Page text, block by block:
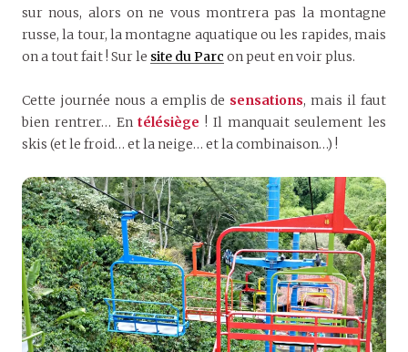
sur nous, alors on ne vous montrera pas la montagne
russe, la tour, la montagne aquatique ou les rapides, mais
on a tout fait ! Sur le site du Parc on peut en voir plus.
Cette journée nous a emplis de sensations, mais il faut
bien rentrer… Entélésiège ! Il manquait seulement les
skis (et le froid… et la neige… et la combinaison…) !